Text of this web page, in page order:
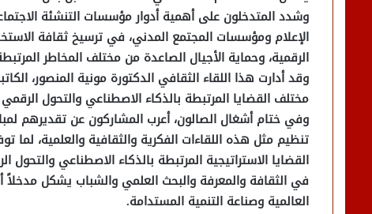
وشدد المتدخلون على أهمية أدوار مؤسسات التنشئة
الإعلام ومؤسسات المجتمع المدني، في ترسيخ ثقافة
الرقمية، وحماية الأجيال الصاعدة من مختلف المخاطر
وقد أدارت هذا اللقاء الثقافي الدكتورة مونية المنصور،
مختلف القضايا المرتبطة بالذكاء الاصطناعي والتحول
وفي ختام أشغال الصالون، أعرب المشاركون عن تقديرهم
تنظيم مثل هذه اللقاءات الفكرية والثقافية والعلمية، لما
القضايا الاستراتيجية المرتبطة بالذكاء الاصطناعي
في الثقافة والمعرفة والبحث العلمي والشباب يشكل مدخلاً
العالمية وصناعة التنمية المستدامة.